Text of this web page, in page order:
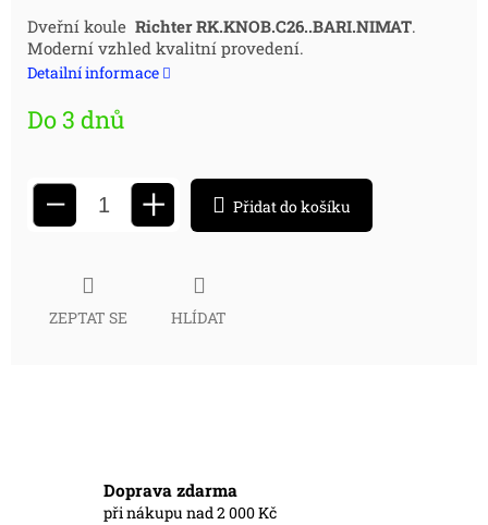
Měrná
cena:
Dveřní koule Richter RK.KNOB.C26..BARI.NIMAT.
Moderní vzhled kvalitní provedení.
Detailní informace
Do 3 dnů
− + Přidat do košíku
ZEPTAT SE HLÍDAT
Doprava zdarma
při nákupu nad 2 000 Kč